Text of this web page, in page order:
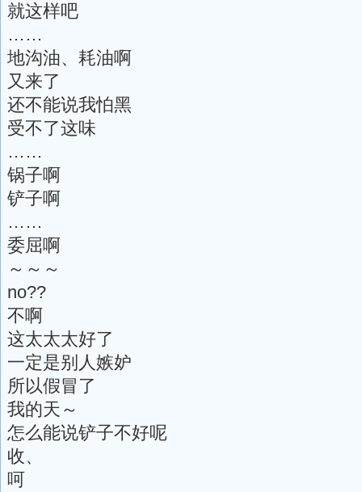
就这样吧
……
地沟油、耗油啊
又来了
还不能说我怕黑
受不了这味
……
锅子啊
铲子啊
……
委屈啊
～～～
no??
不啊
这太太太好了
一定是别人嫉妒
所以假冒了
我的天～
怎么能说铲子不好呢
收、
呵